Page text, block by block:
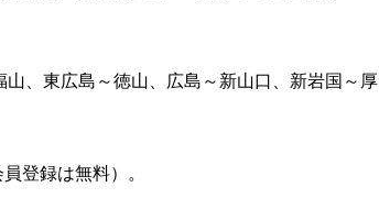
、東広島～徳山、広島～新山口、新岩国～厚
登録は無料）。